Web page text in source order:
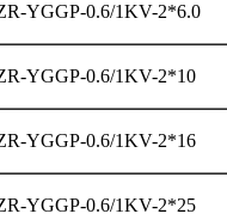
YGGP-0.6/1KV-2*6.0
YGGP-0.6/1KV-2*10
YGGP-0.6/1KV-2*16
YGGP-0.6/1KV-2*25